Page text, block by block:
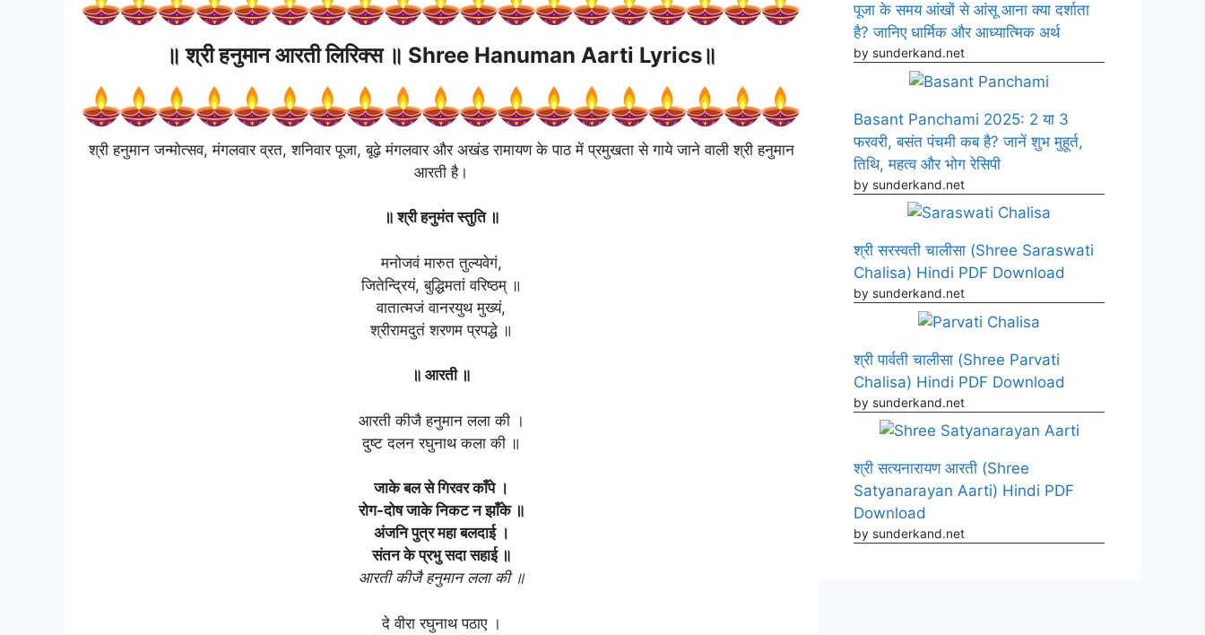
॥श्री हनुमान आरतीलिरिक्स ॥ Shree Hanuman Aarti Lyrics॥
श्री हनुमान जन्मोत्सव, मंगलवार व्रत, शनिवार पूजा, बूढ़े मंगलवार और अखंड रामायण के पाठ में प्रमुखता से गाये जाने वाली श्री हनुमान
आरती है।
॥ श्री हनुमंत स्तुति ॥
मनोजवं मारुत तुल्यवेगं,
जितेन्द्रियं, बुद्धिमतां वरिष्ठम् ॥
वातात्मजं वानरयुथ मुख्यं,
श्रीरामदुतं शरणम प्रपद्धे ॥
॥ आरती ॥
आरती कीजै हनुमान लला की ।
दुष्ट दलन रघुनाथ कला की ॥
जाके बल से गिरवर काँपे ।
रोग-दोष जाके निकट न झाँके ॥
अंजनि पुत्र महा बलदाई ।
संतन के प्रभु सदा सहाई ॥
आरती कीजै हनुमान लला की ॥
दे वीरा रघुनाथ पठाए ।
पूजा के समय आंखों से आंसू आना क्या दर्शाता
है? जानिए धार्मिक और आध्यात्मिक अर्थ
by sunderkand.net
Basant Panchami 2025: 2 या 3
फरवरी, बसंत पंचमी कब है? जानें शुभ मुहूर्त,
तिथि, महत्व और भोग रेसिपी
by sunderkand.net
श्री सरस्वती चालीसा (Shree Saraswati
Chalisa) Hindi PDF Download
by sunderkand.net
श्री पार्वती चालीसा (Shree Parvati
Chalisa) Hindi PDF Download
by sunderkand.net
श्री सत्यनारायण आरती (Shree
Satyanarayan Aarti) Hindi PDF
Download
by sunderkand.net